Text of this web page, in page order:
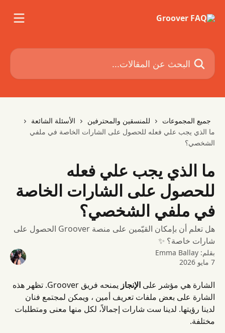
البحث عن المقالات...
جميع المجموعات للمنسقين والمحترفين
الأسئلة الشائعة
ما الذي يجب علي فعله للحصول على الشارات الخاصة في ملفي
الشخصي؟
ما الذي يجب علي فعله
للحصول على الشارات الخاصة
في ملفي الشخصي؟
هل تعلم أن بإمكان القيّمين على منصة Groover الحصول على
شارات خاصة؟ ✨
بقلم: Emma Ballay
7 مايو 2026
الشارة هي مؤشر على الإنجاز
يمنحه فريق Groover. تظهر هذه
الشارة على بعض ملفات تعريف أمين ، ويمكن لمجتمع فنان
لدينا رؤيتها. لدينا ست شارات إجمالاً، لكل منها معنى ومتطلبات
مختلفة.